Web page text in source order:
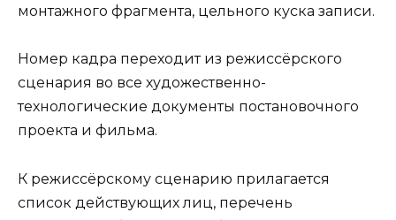
монтажного фрагмента, цельного куска записи.
Номер кадра переходит из режиссёрского
сценария во все художественно-
технологические документы постановочного
проекта и фильма.
К режиссёрскому сценарию прилагается
список действующих лиц, перечень